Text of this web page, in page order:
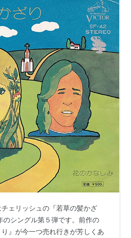
ェリッシュの『若草の髪かざ
のシングル第５弾です。前作の
り』が今一つ売れ行きが芳しくあ